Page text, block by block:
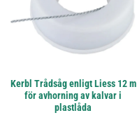
Kerbl Trådsåg enligt Liess 12 m
för avhorning av kalvar i
plastlåda